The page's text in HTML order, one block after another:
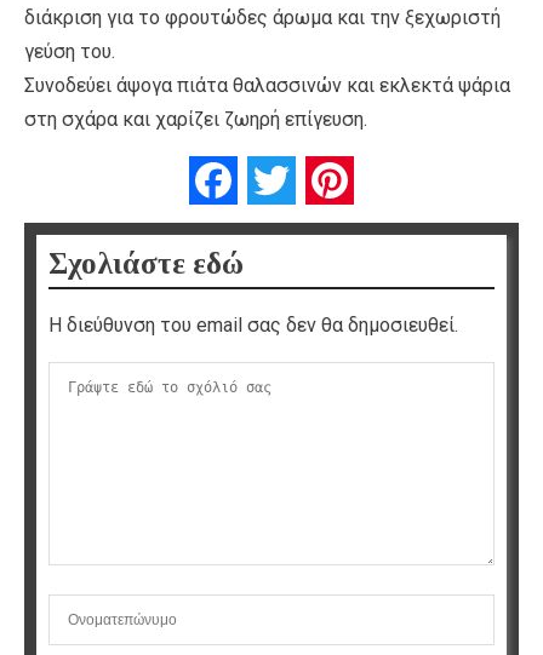
διάκριση για το φρουτώδες άρωμα και την ξεχωριστή
γεύση του.
Συνοδεύει άψογα πιάτα θαλασσινών και εκλεκτά ψάρια
στη σχάρα και χαρίζει ζωηρή επίγευση.
FacebookTwitter
Σχολιάστε εδώ
Η διεύθυνση του email σας δεν θα δημοσιευθεί.